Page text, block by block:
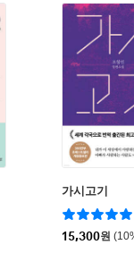
가시고기
15,300원